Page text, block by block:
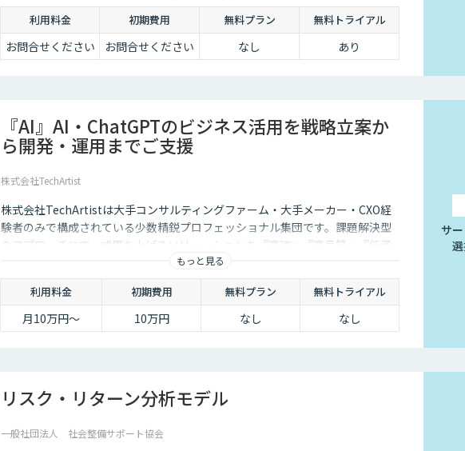
利用料金 初期費用 無料プラン 無料トライアル
お問合せください お問合せください なし あり
『AI』AI・ChatGPTのビジネス活用を戦略立案か
ら開発・運用までご支援
株式会社TechArtist
株式会社TechArtistは大手コンサルティングファーム・大手メーカー・CXO経
験者のみで構成されている少数精鋭プロフェッショナル集団です。課題解決型
のアプローチにて、成果を上げるソリューションを『高速』『高品質』『低予
もっと見る
利用料金 初期費用 無料プラン 無料トライアル
月10万円〜 10万円 なし なし
サ
リスク・リターン分析モデル
一般社団法人 社会整備サポート協会